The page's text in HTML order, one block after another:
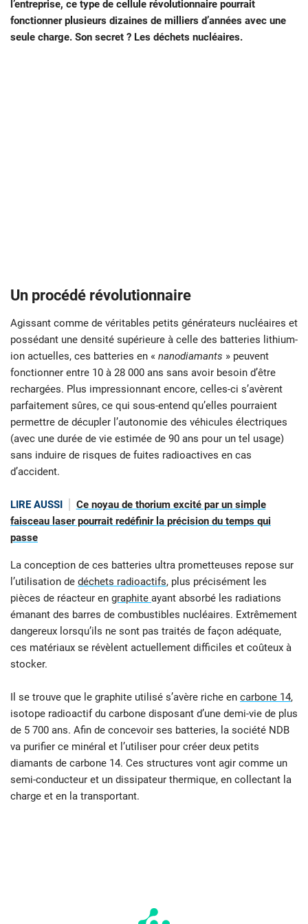
l’entreprise, ce type de cellule révolutionnaire pourrait
fonctionner plusieurs dizaines de milliers d’années avec une
seule charge. Son secret ? Les déchets nucléaires.
Un procédé révolutionnaire
Agissant comme de véritables petits générateurs nucléaires et
possédant une densité supérieure à celle des batteries lithium-
ion actuelles, ces batteries en « nanodiamants » peuvent
fonctionner entre 10 à 28 000 ans sans avoir besoin d’être
rechargées. Plus impressionnant encore, celles-ci s’avèrent
parfaitement sûres, ce qui sous-entend qu’elles pourraient
permettre de décupler l’autonomie des véhicules électriques
(avec une durée de vie estimée de 90 ans pour un tel usage)
sans induire de risques de fuites radioactives en cas
d’accident.
LIRE AUSSI
Ce noyau de thorium excité par un simple
faisceau laser pourrait redéfinir la précision du temps qui
passe
La conception de ces batteries ultra prometteuses repose sur
l’utilisation de déchets radioactifs, plus précisément les
pièces de réacteur en graphite ayant absorbé les radiations
émanant des barres de combustibles nucléaires. Extrêmement
dangereux lorsqu’ils ne sont pas traités de façon adéquate,
ces matériaux se révèlent actuellement difficiles et coûteux à
stocker.
Il se trouve que le graphite utilisé s’avère riche en carbone 14,
isotope radioactif du carbone disposant d’une demi-vie de plus
de 5 700 ans. Afin de concevoir ses batteries, la société NDB
va purifier ce minéral et l’utiliser pour créer deux petits
diamants de carbone 14. Ces structures vont agir comme un
semi-conducteur et un dissipateur thermique, en collectant la
charge et en la transportant.